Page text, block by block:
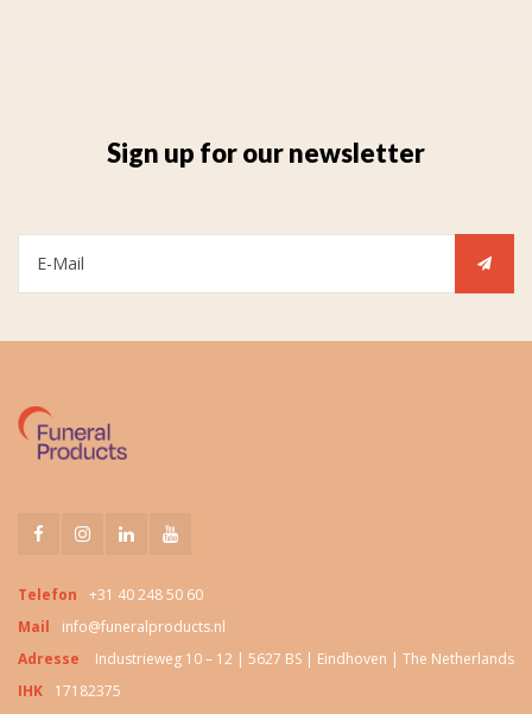
Sign up for our newsletter
Telefon
+31 40 248 50 60
Mail
info@funeralproducts.nl
Adresse
Industrieweg 10 – 12 | 5627 BS | Eindhoven | The Netherlands
IHK
17182375